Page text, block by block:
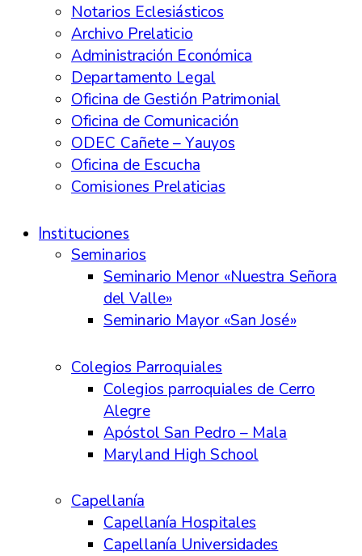
Notarios Eclesiásticos
Archivo Prelaticio
Administración Económica
Departamento Legal
Oficina de Gestión Patrimonial
Oficina de Comunicación
ODEC Cañete – Yauyos
Oficina de Escucha
Comisiones Prelaticias
Instituciones
Seminarios
Seminario Menor «Nuestra Señora
del Valle»
Seminario Mayor «San José»
Colegios Parroquiales
Colegios parroquiales de Cerro
Alegre
Apóstol San Pedro – Mala
Maryland High School
Capellanía
Capellanía Hospitales
Capellanía Universidades